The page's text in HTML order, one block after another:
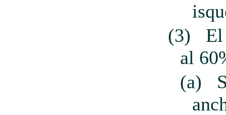
(3)
El
al
(a)